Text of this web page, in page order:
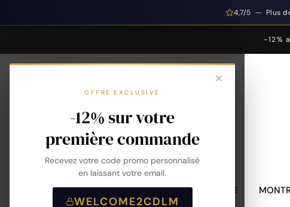
4,7/5 — Plus
-12%
OFFRE EXCLUSIVE
-12% sur votre
première commande
Recevez votre code promo personnalisé
en laissant votre email.
WELCOME2CDLM
MONTRES HOMME